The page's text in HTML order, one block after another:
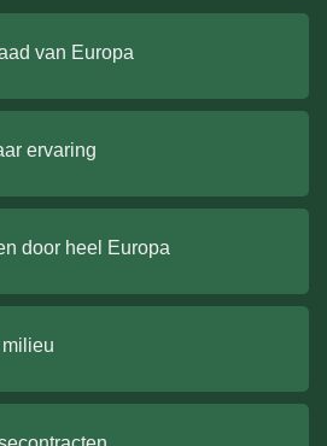
van Europa
ervaring
door heel Europa